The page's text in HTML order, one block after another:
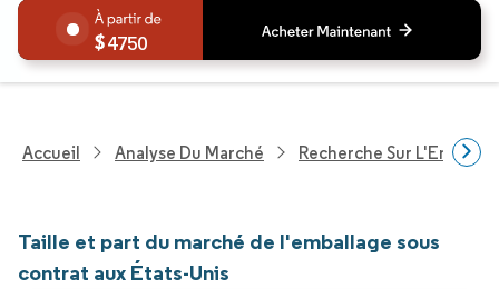
4750
Accueil Analyse Du Marché Recherche Sur
Taille et part du marché de l'emballage sous
contrat aux États-Unis